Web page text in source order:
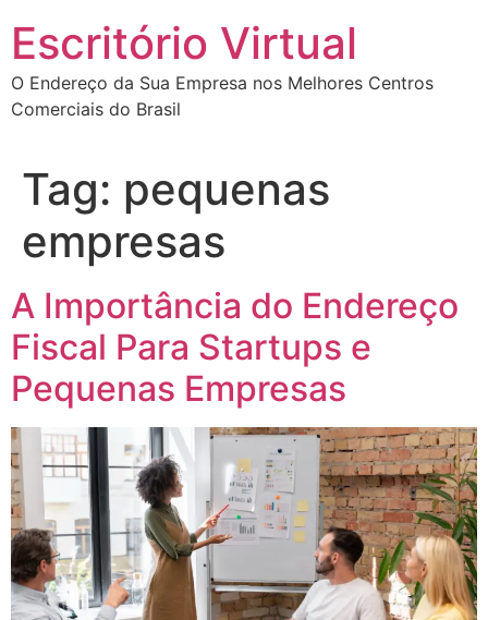
Escritório Virtual
O Endereço da Sua Empresa nos Melhores Centros
Comerciais do Brasil
Tag: pequenas
empresas
A Importância do Endereço
Fiscal Para Startups e
Pequenas Empresas